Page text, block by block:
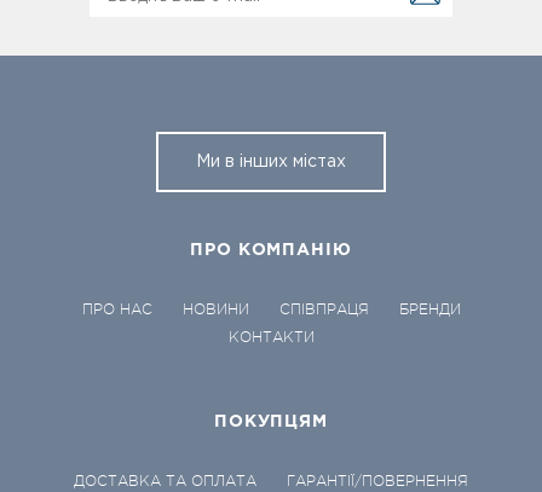
Ми в інших містах
ПРО КОМПАНІЮ
ПРО НАС НОВИНИ СПІВПРАЦЯ
БРЕНДИ
КОНТАКТИ
ПОКУПЦЯМ
ДОСТАВКА ТА ОПЛАТА
ГАРАНТІЇ/ПОВЕРНЕННЯ